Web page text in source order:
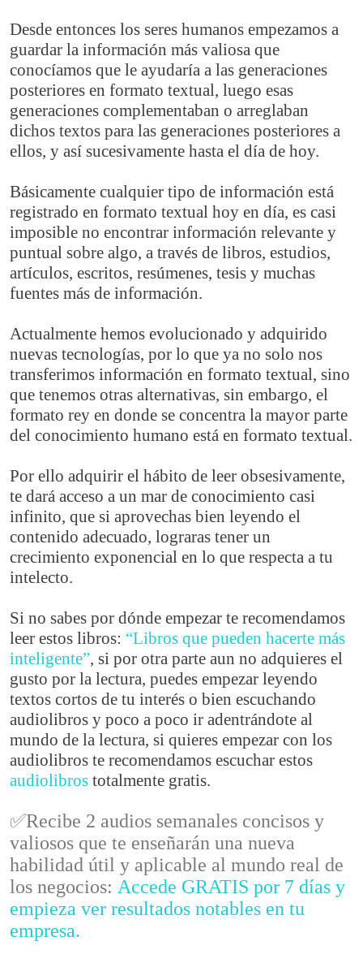
Desde entonces los seres humanos empezamos a
guardar la información más valiosa que
conocíamos que le ayudaría a las generaciones
posteriores en formato textual, luego esas
generaciones complementaban o arreglaban
dichos textos para las generaciones posteriores a
ellos, y así sucesivamente hasta el día de hoy.
Básicamente cualquier tipo de información está
registrado en formato textual hoy en día, es casi
imposible no encontrar información relevante y
puntual sobre algo, a través de libros, estudios,
artículos, escritos, resúmenes, tesis y muchas
fuentes más de información.
Actualmente hemos evolucionado y adquirido
nuevas tecnologías, por lo que ya no solo nos
transferimos información en formato textual, sino
que tenemos otras alternativas, sin embargo, el
formato rey en donde se concentra la mayor parte
del conocimiento humano está en formato textual.
Por ello adquirir el hábito de leer obsesivamente,
te dará acceso a un mar de conocimiento casi
infinito, que si aprovechas bien leyendo el
contenido adecuado, lograras tener un
crecimiento exponencial en lo que respecta a tu
intelecto.
Si no sabes por dónde empezar te recomendamos
leer estos libros: “Libros que pueden hacerte más
inteligente”, si por otra parte aun no adquieres el
gusto por la lectura, puedes empezar leyendo
textos cortos de tu interés o bien escuchando
audiolibros y poco a poco ir adentrándote al
mundo de la lectura, si quieres empezar con los
audiolibros te recomendamos escuchar estos
audiolibros totalmente gratis.
✅Recibe 2 audios semanales concisos y
valiosos que te enseñarán una nueva
habilidad útil y aplicable al mundo real de
los negocios: Accede GRATIS por 7 días y
empieza ver resultados notables en tu
empresa.